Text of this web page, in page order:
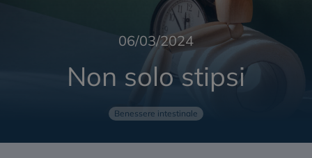
Stitichezza negli anziani
06/03/2024
Non solo stipsi
Benessere intestinale